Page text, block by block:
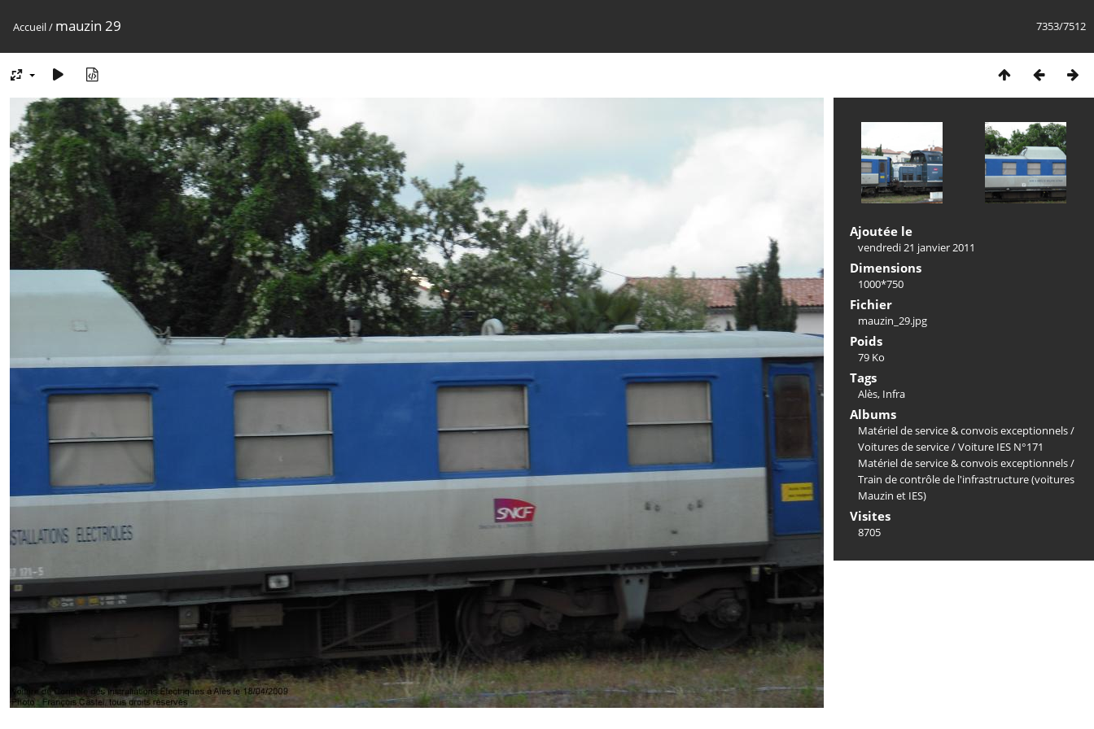
7353/7512
Accueil/ mauzin 29
Ajoutée le
vendredi 21 janvier 2011
Dimensions
1000*750
Fichier
mauzin_29.jpg
Poids
79 Ko
Tags
Alès, Infra
Albums
Matériel de service & convois exceptionnels/
Voitures de service/Voiture IES N°171
Matériel de service & convois exceptionnels/
Train de contrôle de l'infrastructure (voitures
Mauzin et IES)
Visites
8705